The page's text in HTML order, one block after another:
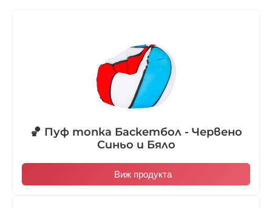
🏀 Пуф топка Баскетбол - Червено
Синьо и Бяло
Виж продукта